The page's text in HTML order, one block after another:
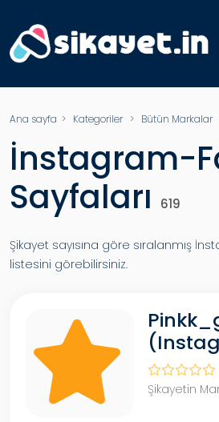
Ana sayfa > Kategoriler> Bütün Markalar
İnstagram-
Sayfaları
619
Şikayet sayısına göre sıralanmış
listesini görebilirsiniz.
Şikayetin